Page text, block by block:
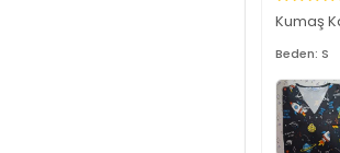
Kumaş
Beden: S